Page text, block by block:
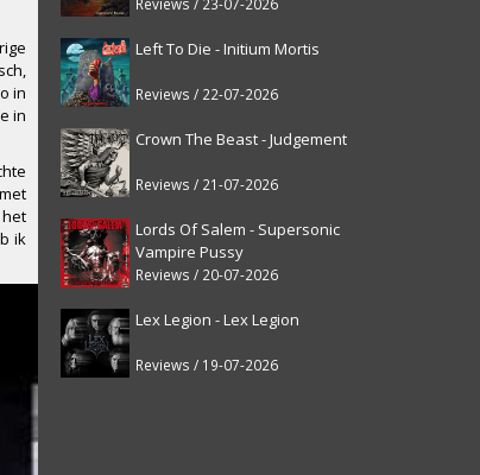
Left To Die - Initium Mortis
Reviews / 22-07-2026
Crown The Beast - Judgement
Reviews / 21-07-2026
Lords Of Salem - Supersonic
Vampire Pussy
Reviews / 20-07-2026
Lex Legion - Lex Legion
Reviews / 19-07-2026
in
in
ik